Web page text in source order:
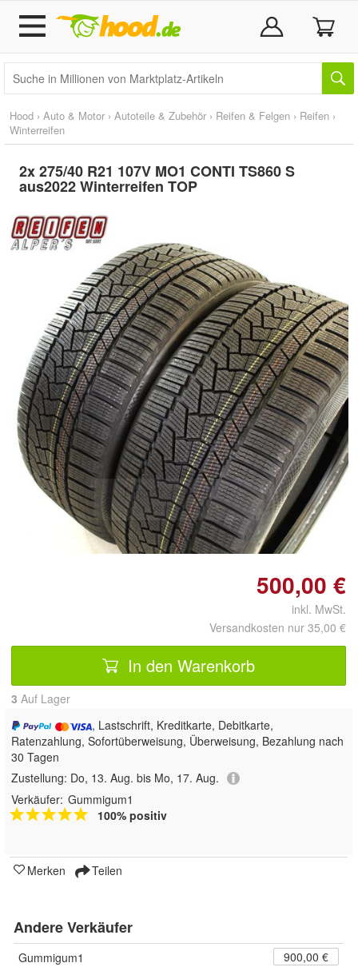
Hood › Auto & Motor › Autoteile & Zubehör › Reifen & Felgen › Reifen ›
Winterreifen
2x 275/40 R21 107V MO1 CONTI TS860 S
aus2022 Winterreifen TOP
Doppelt antippen zum
vergrößern
500,00 €
inkl. MwSt.
Versandkosten nur 35,00 €
In den Warenkorb
3 Auf Lager
, Lastschrift, Kreditkarte, Debitkarte,
Ratenzahlung, Sofortüberweisung, Überweisung, Bezahlung nach
30 Tagen
Zustellung: Do, 13. Aug. bis Mo, 17. Aug.
Verkäufer: Gummigum1
100% positiv
Merken Teilen
Andere Verkäufer
Gummigum1
900,00 €